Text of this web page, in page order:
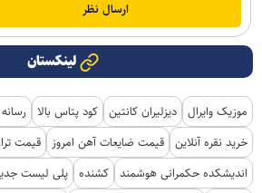
لینکستان
موزیک وایرال دیزلیران کانتین کود پتاس بالا
خرید نقره آنلاین قیمت ضایعات آهن امروز
قیمت
اندیشکده حکمرانی هوشمند کشنده پلی لیست